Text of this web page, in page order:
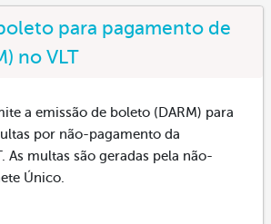
para pagamento de
no VLT
a emissão de boleto (DARM) para
por não-pagamento da
As multas são geradas pela não-
Único.